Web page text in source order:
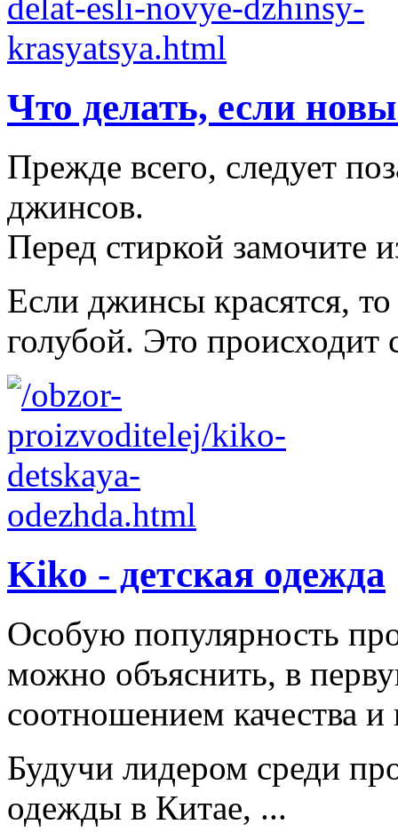
Что делать, если
Прежде всего, следует
джинсов.
Перед стиркой замочите
Если джинсы красятся,
голубой. Это происходит
Kiko - детская одежда
Особую популярность
можно объяснить, в
соотношением качества
Будучи лидером среди
одежды в Китае, ...